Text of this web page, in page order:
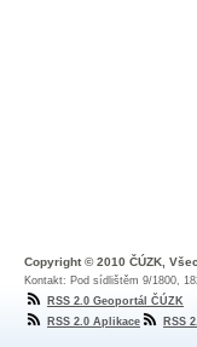
Copyright © 2010 ČÚZK,
Kontakt: Pod sídlištěm 9/1800,
RSS 2.0 Geoportál ČÚZK
RSS 2.0 Aplikace
RSS